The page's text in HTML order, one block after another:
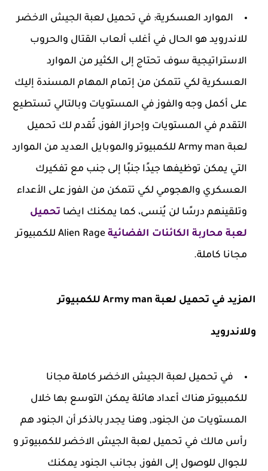
الموارد العسكرية: في تحميل لعبة الجيش الاخضر
للاندرويد هو الحال في أغلب ألعاب القتال والحروب
الاستراتيجية سوف تحتاج إلى الكثير من الموارد
العسكرية لكي تتمكن من إتمام المهام المسندة إليك
على أكمل وجه والفوز في المستويات وبالتالي تستطيع
التقدم في المستويات وإحراز الفوز, تُقدم لك تحميل
لعبة Army man للكمبيوتر والموبايل العديد من الموارد
التي يمكن توظيفها جيدًا جنبًا إلى جنب مع تفكيرك
العسكري والهجومي لكي تتمكن من الفوز على الأعداء
وتلقينهم درسًا لن يُنسى، كما يمكنك ايضا تحميل
لعبة محاربة الكائنات الفضائية
Alien Rage للكمبيوتر
مجانا كاملة.
المزيد في تحميل لعبة Army man للكمبيوتر
وللاندرويد
في تحميل لعبة الجيش الاخضر كاملة مجانا
للكمبيوتر هناك أعداد هائلة يمكن التوسع بها خلال
المستويات من الجنود, وهنا يجدر بالذكر أن الجنود هم
رأس مالك في تحميل لعبة الجيش الاخضر للكمبيوتر و
للجوال للوصول إلى الفوز, بجانب الجنود يمكنك